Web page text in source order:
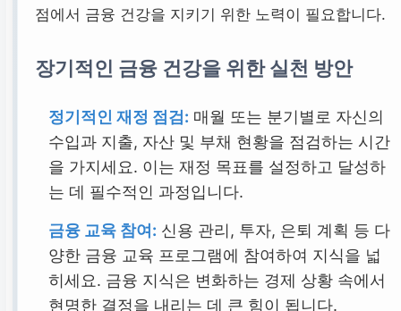
점에서 금융 건강을 지키기 위한 노력이 필요합니다.
장기적인 금융 건강을 위한 실천 방안
정기적인 재정 점검: 매월 또는 분기별로 자신의
수입과 지출, 자산 및 부채 현황을 점검하는 시간
을 가지세요. 이는 재정 목표를 설정하고 달성하
는 데 필수적인 과정입니다.
금융 교육 참여: 신용 관리, 투자, 은퇴 계획 등 다
양한 금융 교육 프로그램에 참여하여 지식을 넓
히세요. 금융 지식은 변화하는 경제 상황 속에서
현명한 결정을 내리는 데 큰 힘이 됩니다.